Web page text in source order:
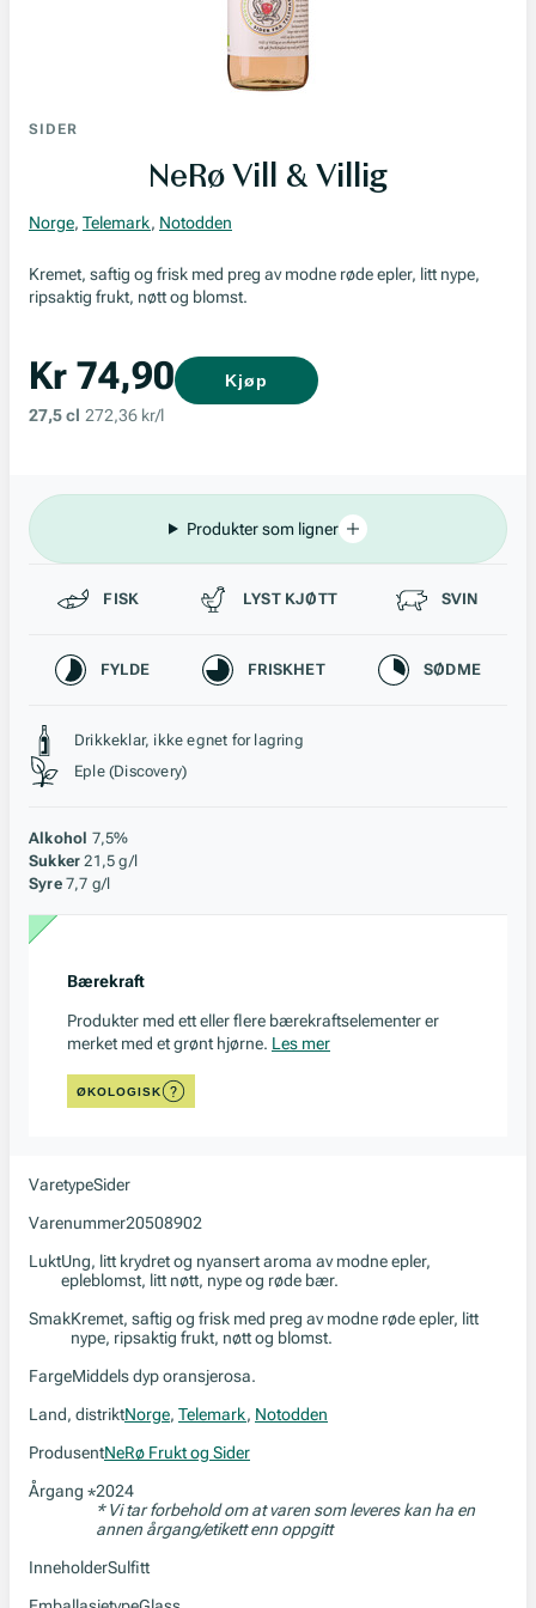
SIDER
NeRø Vill & Villig
Norge, Telemark, Notodden
Kremet, saftig og frisk med preg av modne røde epler, litt nype,
ripsaktig frukt, nøtt og blomst.
Kr 74,90
27,5 cl 272,36 kr/l
Kjøp
Produkter som ligner
Passer til
FISK LYST KJØTT SVIN
Karakteristikk
FYLDE FRISKHET SØDME
Stil, lagring og råstoff
Drikkeklar, ikke egnet for lagring
Eple (Discovery)
Alkohol 7,5%
Sukker 21,5 g/l
Syre 7,7 g/l
Bærekraft
Produkter med ett eller flere bærekraftselementer er
merket med et grønt hjørne. Les mer
ØKOLOGISK
VaretypeSider
Varenummer20508902
LuktUng, litt krydret og nyansert aroma av modne epler,
epleblomst, litt nøtt, nype og røde bær.
SmakKremet, saftig og frisk med preg av modne røde epler, litt
nype, ripsaktig frukt, nøtt og blomst.
FargeMiddels dyp oransjerosa.
Land, distriktNorge, Telemark, Notodden
ProdusentNeRø Frukt og Sider
Årgang *2024
* Vi tar forbehold om at varen som leveres kan ha en
annen årgang/etikett enn oppgitt
InneholderSulfitt